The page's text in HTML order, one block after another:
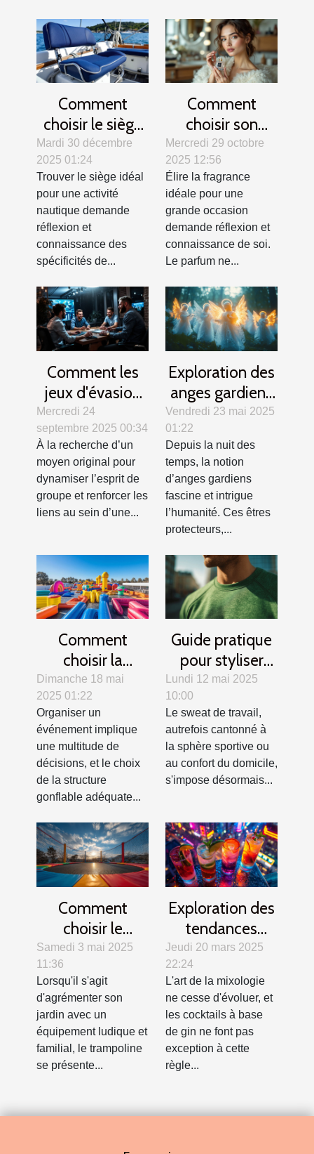
Comment
choisir le siège
idéal pour votre
activité
nautique ?
Mardi 30 décembre
2025 01:24
Trouver le siège idéal
pour une activité
nautique demande
réflexion et
connaissance des
spécificités de...
Comment
choisir son
parfum pour les
grandes
occasions ?
Mercredi 29 octobre
2025 12:56
Élire la fragrance
idéale pour une
grande occasion
demande réflexion et
connaissance de soi.
Le parfum ne...
Comment les
jeux d'évasion
renforcent la
cohésion
d'équipe ?
Mercredi 24
septembre 2025 00:34
À la recherche d’un
moyen original pour
dynamiser l’esprit de
groupe et renforcer les
liens au sein d’une...
Exploration des
anges gardiens
dans différentes
cultures et
traditions
Vendredi 23 mai 2025
01:22
Depuis la nuit des
temps, la notion
d’anges gardiens
fascine et intrigue
l’humanité. Ces êtres
protecteurs,...
Comment
choisir la
structure
gonflable idéale
pour votre
événement
Dimanche 18 mai
2025 01:22
Organiser un
événement implique
une multitude de
décisions, et le choix
de la structure
gonflable adéquate...
Guide pratique
pour styliser
votre sweat de
travail en toutes
saisons
Lundi 12 mai 2025
10:00
Le sweat de travail,
autrefois cantonné à
la sphère sportive ou
au confort du domicile,
s'impose désormais...
Comment
choisir le
trampoline idéal
pour votre jardin
?
Samedi 3 mai 2025
11:36
Lorsqu'il s'agit
d'agrémenter son
jardin avec un
équipement ludique et
familial, le trampoline
se présente...
Exploration des
tendances
modernes des
cocktails au gin
Jeudi 20 mars 2025
22:24
L'art de la mixologie
ne cesse d'évoluer, et
les cocktails à base
de gin ne font pas
exception à cette
règle...